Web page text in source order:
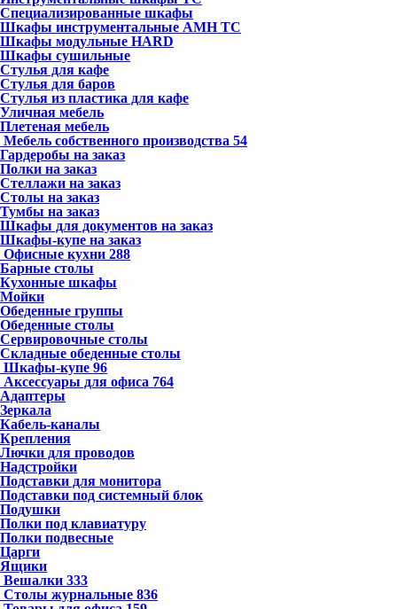
Специализированные шкафы
Шкафы инструментальные АМН ТС
Шкафы модульные HARD
Шкафы сушильные
Стулья для кафе
Стулья для баров
Стулья из пластика для кафе
Уличная мебель
Плетеная мебель
Мебель собственного производства 54
Гардеробы на заказ
Полки на заказ
Стеллажи на заказ
Столы на заказ
Тумбы на заказ
Шкафы для документов на заказ
Шкафы-купе на заказ
Офисные кухни 288
Барные столы
Кухонные шкафы
Мойки
Обеденные группы
Обеденные столы
Сервировочные столы
Складные обеденные столы
Шкафы-купе 96
Аксессуары для офиса 764
Адаптеры
Зеркала
Кабель-каналы
Крепления
Лючки для проводов
Надстройки
Подставки для монитора
Подставки под системный блок
Подушки
Полки под клавиатуру
Полки подвесные
Царги
Ящики
Вешалки 333
Столы журнальные 836